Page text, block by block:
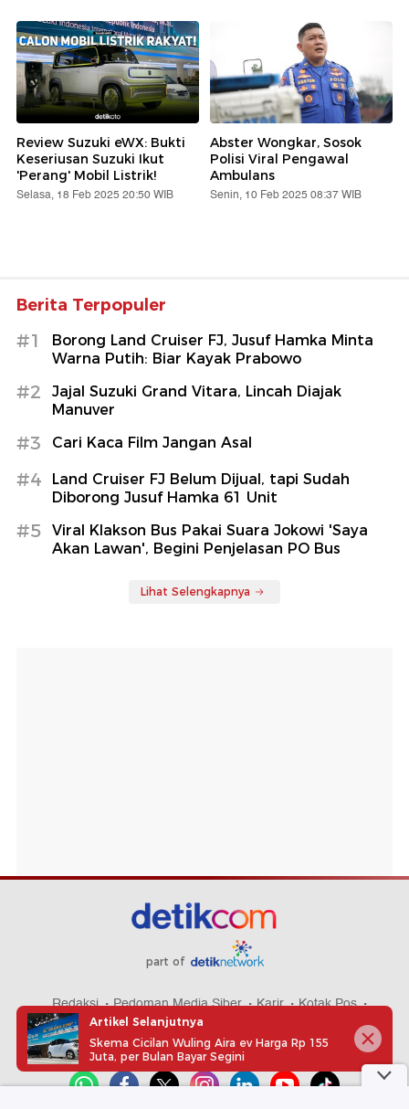
Review Suzuki eWX: Bukti
Keseriusan Suzuki Ikut
'Perang' Mobil Listrik!
Selasa, 18 Feb 2025 20:50 WIB
Abster Wongkar, Sosok
Polisi Viral Pengawal
Ambulans
Senin, 10 Feb 2025 08:37 WIB
Berita Terpopuler
#1
Borong Land Cruiser FJ, Jusuf Hamka Minta
Warna Putih: Biar Kayak Prabowo
#2
Jajal Suzuki Grand Vitara, Lincah Diajak
Manuver
#3 Cari Kaca Film Jangan Asal
#4
Land Cruiser FJ Belum Dijual, tapi Sudah
Diborong Jusuf Hamka 61 Unit
#5
Viral Klakson Bus Pakai Suara Jokowi 'Saya
Akan Lawan', Begini Penjelasan PO Bus
Lihat Selengkapnya
part of
Redaksi Pedoman Media Siber Karir
Kotak Pos
Info Iklan
Privacy Policy
Artikel Selanjutnya
Skema Cicilan Wuling Aira ev Harga Rp 155
Juta, per Bulan Bayar Segini